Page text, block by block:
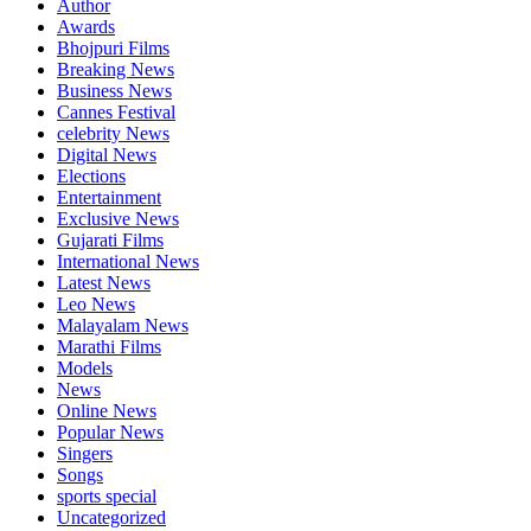
Author
Awards
Bhojpuri Films
Breaking News
Business News
Cannes Festival
celebrity News
Digital News
Elections
Entertainment
Exclusive News
Gujarati Films
International News
Latest News
Leo News
Malayalam News
Marathi Films
Models
News
Online News
Popular News
Singers
Songs
sports special
Uncategorized